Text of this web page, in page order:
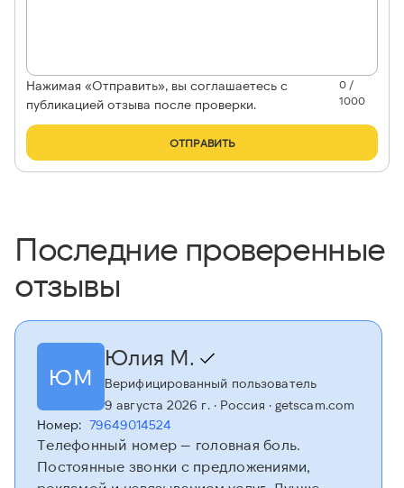
Нажимая «Отправить», вы соглашаетесь с
публикацией отзыва после проверки.
0 /
1000
ОТПРАВИТЬ
Последние проверенные
отзывы
ЮМ
Юлия М.
Верифицированный пользователь
9 августа 2026 г.· Россия · getscam.com
Номер: 79649014524
Телефонный номер — головная боль.
Постоянные звонки с предложениями,